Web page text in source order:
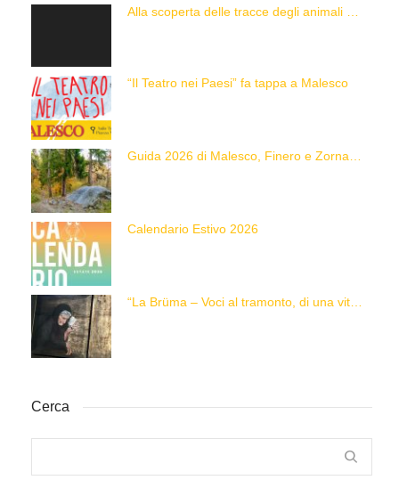
Alla scoperta delle tracce degli animali delle Alpi con “Caccia alla Traccia!”
“Il Teatro nei Paesi” fa tappa a Malesco
Calendario Estivo 2026
Cerca